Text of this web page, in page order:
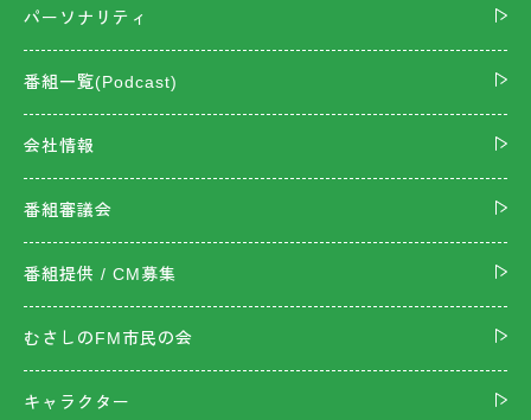
パーソナリティ
番組一覧(Podcast)
会社情報
番組審議会
番組提供 / CM募集
むさしのFM市民の会
キャラクター